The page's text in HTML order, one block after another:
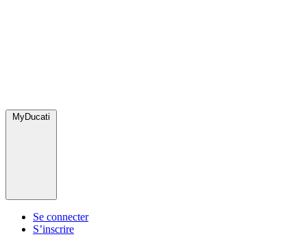
MyDucati
Se connecter
S’inscrire